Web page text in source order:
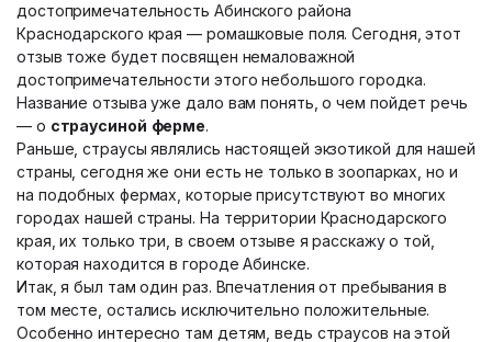
достопримечательность Абинского района
Краснодарского края — ромашковые поля. Сегодня, этот
отзыв тоже будет посвящен немаловажной
достопримечательности этого небольшого городка.
Название отзыва уже дало вам понять, о чем пойдет речь
— о страусиной ферме.
Раньше, страусы являлись настоящей экзотикой для нашей
страны, сегодня же они есть не только в зоопарках, но и
на подобных фермах, которые присутствуют во многих
городах нашей страны. На территории Краснодарского
края, их только три, в своем отзыве я расскажу о той,
которая находится в городе Абинске.
Итак, я был там один раз. Впечатления от пребывания в
том месте, остались исключительно положительные.
Особенно интересно там детям, ведь страусов на этой